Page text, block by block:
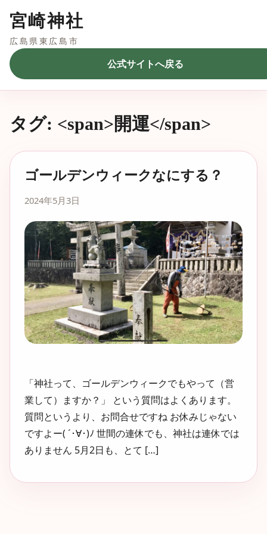
宮崎神社
広島県東広島市
公式サイトへ戻る
タグ: <span>開運</span>
ゴールデンウィークなにする？
2024年5月3日
「神社って、ゴールデンウィークでもやって（営
業して）ますか？」 という質問はよくあります。
質問というより、お問合せですね お休みじゃない
ですよー( ´･∀･)ﾉ 世間の連休でも、神社は連休では
ありません 5月2日も、とて […]